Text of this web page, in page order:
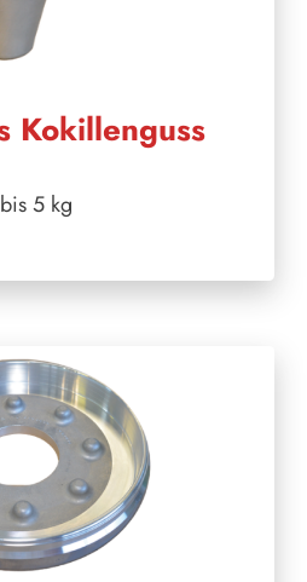
Kokillenguss
bis 5 kg